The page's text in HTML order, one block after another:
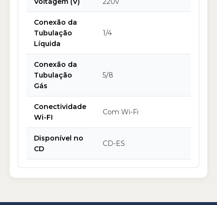
Conexão da
Tubulação
Líquida
1/4
Conexão da
Tubulação
Gás
5/8
Conectividade
Wi-FI
Com Wi-Fi
Disponível no
CD
CD-ES